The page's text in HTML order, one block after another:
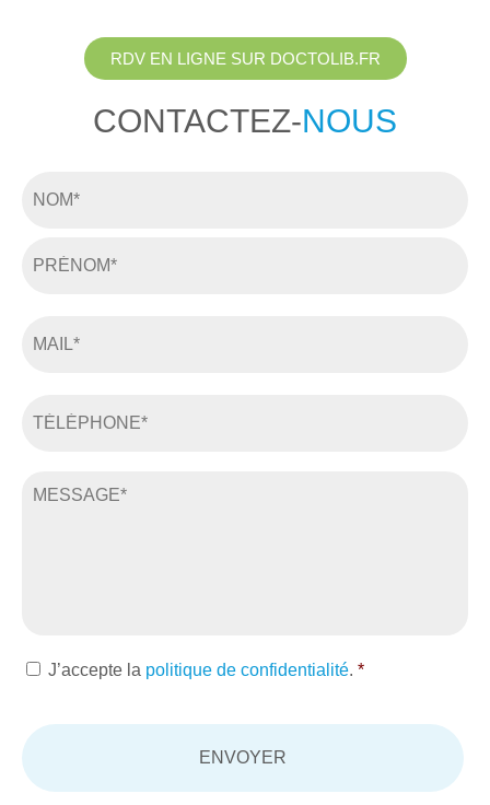
RDV EN LIGNE SUR DOCTOLIB.FR
CONTACTEZ-NOUS
*
*
mail
*
*
RGPD
*
J’accepte la politique de confidentialité. *